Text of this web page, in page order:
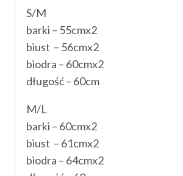
S/M
barki – 55cmx2
biust – 56cmx2
biodra – 60cmx2
długość – 60cm
M/L
barki – 60cmx2
biust – 61cmx2
biodra – 64cmx2